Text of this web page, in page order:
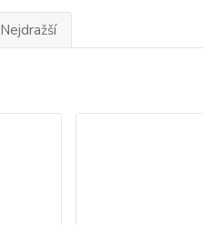
Nejdražší